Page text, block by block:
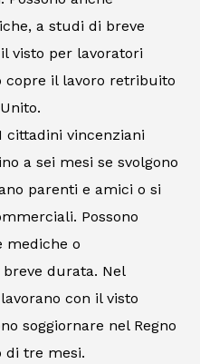
a studi di breve
visto per lavoratori
copre il lavoro retribuito
cittadini vincenziani
a sei mesi se svolgono
parenti e amici o si
Possono
mediche o
durata. Nel
con il visto
soggiornare nel Regno
di tre mesi.